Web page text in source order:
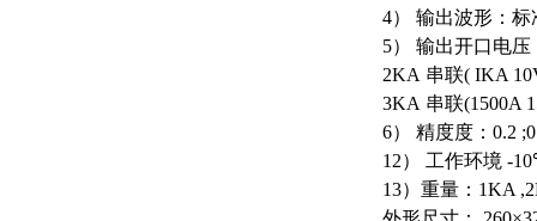
4） 输出波形：标
5） 输出开口电压
2KA 串联( IKA
3KA 串联(1500A
6） 精度度： 0.2
12） 工作环境 -
13）重量： 1KA